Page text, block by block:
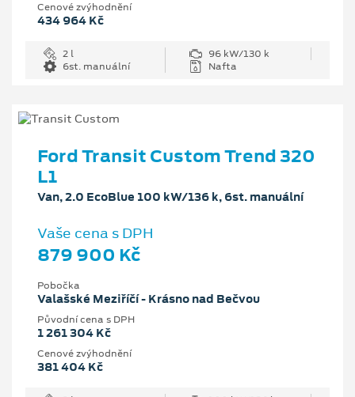
Cenové zvýhodnění
434 964 Kč
2 l
96 kW/130 k
6st. manuální
Nafta
Ford Transit Custom Trend 320
L1
Van, 2.0 EcoBlue 100 kW/136 k, 6st. manuální
Vaše cena s DPH
879 900 Kč
Pobočka
Valašské Meziříčí - Krásno nad Bečvou
Původní cena s DPH
1 261 304 Kč
Cenové zvýhodnění
381 404 Kč